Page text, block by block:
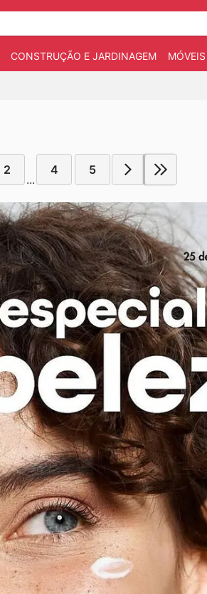
CONSTRUÇÃO E JARDINAGEM MÓVEIS
2
...
4 5